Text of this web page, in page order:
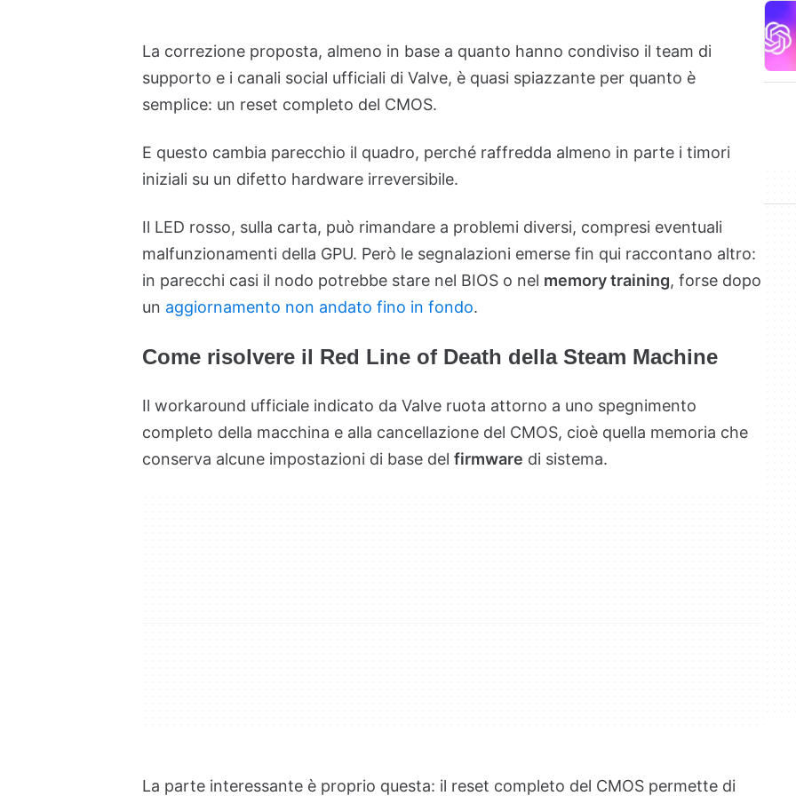
La correzione proposta, almeno in base a quanto hanno condiviso il team di
supporto e i canali social ufficiali di Valve, è quasi spiazzante per quanto è
semplice: un reset completo del CMOS.
E questo cambia parecchio il quadro, perché raffredda almeno in parte i timori
iniziali su un difetto hardware irreversibile.
Il LED rosso, sulla carta, può rimandare a problemi diversi, compresi eventuali
malfunzionamenti della GPU. Però le segnalazioni emerse fin qui raccontano altro:
in parecchi casi il nodo potrebbe stare nel BIOS o nel memory training, forse dopo
un aggiornamento non andato fino in fondo.
Come risolvere il Red Line of Death della Steam Machine
Il workaround ufficiale indicato da Valve ruota attorno a uno spegnimento
completo della macchina e alla cancellazione del CMOS, cioè quella memoria che
conserva alcune impostazioni di base del firmware di sistema.
La parte interessante è proprio questa: il reset completo del CMOS permette di